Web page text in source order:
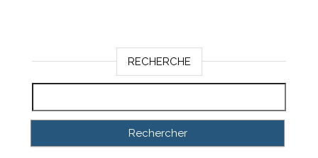
RECHERCHE